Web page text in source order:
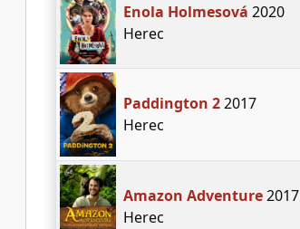
Enola Holmesová 2020
Herec
Paddington 22017
Herec
Amazon Adventure2017
Herec